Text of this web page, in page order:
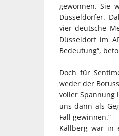
gewonnen. Sie
Düsseldorfer.
vier deutsche
Düsseldorf im
Bedeutung“,
Doch für
weder der
voller Spannung
uns dann als
Fall gewinnen.“
Källberg war in